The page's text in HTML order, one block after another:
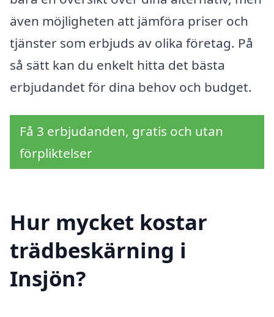
även möjligheten att jämföra priser och
tjänster som erbjuds av olika företag. På
så sätt kan du enkelt hitta det bästa
erbjudandet för dina behov och budget.
Få 3 erbjudanden, gratis och utan
förpliktelser
Hur mycket kostar
trädbeskärning i
Insjön?